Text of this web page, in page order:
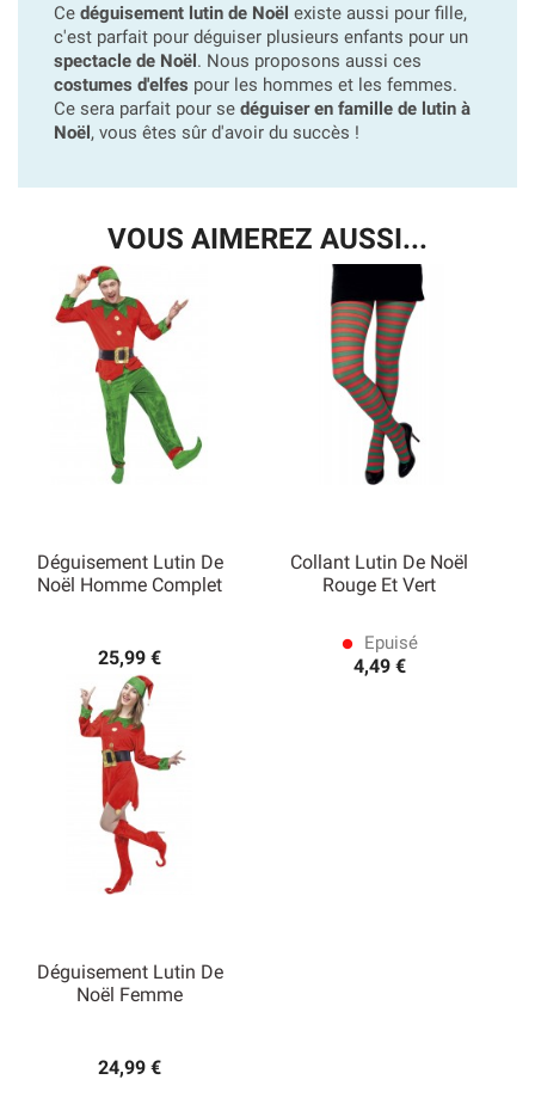
Ce déguisement lutin de Noël existe aussi pour fille,
c'est parfait pour déguiser plusieurs enfants pour un
spectacle de Noël. Nous proposons aussi ces
costumes d'elfes pour les hommes et les femmes.
Ce sera parfait pour se déguiser en famille de lutin à
Noël, vous êtes sûr d'avoir du succès !
VOUS AIMEREZ AUSSI...
Déguisement Lutin De
Noël Homme Complet
25,99 €
Collant Lutin De Noël
Rouge Et Vert
lens Epuisé
4,49 €
Déguisement Lutin De
Noël Femme
24,99 €